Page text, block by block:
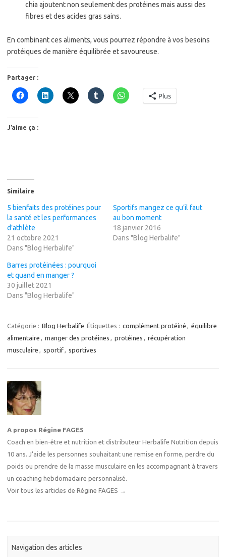
chia ajoutent non seulement des protéines mais aussi des
fibres et des acides gras sains.
En combinant ces aliments, vous pourrez répondre à vos besoins
protéiques de manière équilibrée et savoureuse.
Partager :
Plus
J’aime ça :
Similaire
5 bienfaits des protéines pour
la santé et les performances
d’athlète
21 octobre 2021
Dans "Blog Herbalife"
Sportifs mangez ce qu’il faut
au bon moment
18 janvier 2016
Dans "Blog Herbalife"
Barres protéinées : pourquoi
et quand en manger ?
30 juillet 2021
Dans "Blog Herbalife"
Catégorie : Blog Herbalife Étiquettes : complément protéiné , équilibre
alimentaire , manger des protéines , protéines , récupération
musculaire , sportif, sportives
A propos Régine FAGES
Coach en bien-être et nutrition et distributeur Herbalife Nutrition depuis
10 ans. J'aide les personnes souhaitant une remise en forme, perdre du
poids ou prendre de la masse musculaire en les accompagnant à travers
un coaching hebdomadaire personnalisé.
Voir tous les articles de Régine FAGES →
Navigation des articles